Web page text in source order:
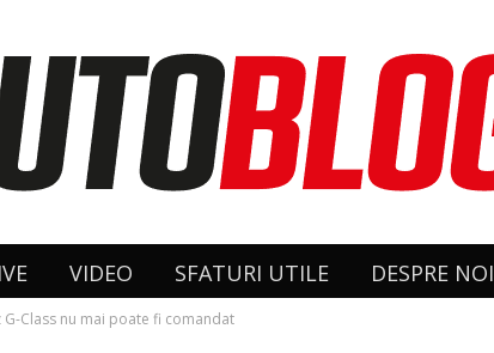
VIDEO SFATURI UTILE DESPRE NOI
Class nu mai poate fi comandat